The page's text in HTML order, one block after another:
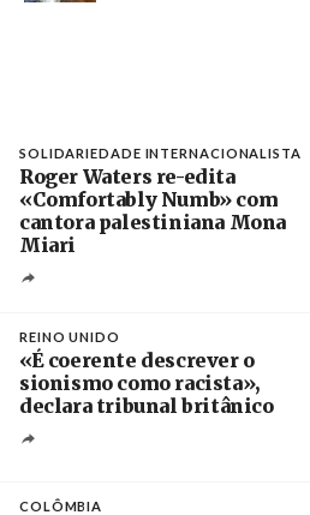
SOLIDARIEDADE INTERNACIONALISTA
Roger Waters re-edita
«Comfortably Numb» com
cantora palestiniana Mona
Miari
REINO UNIDO
«É coerente descrever o
sionismo como racista»,
declara tribunal britânico
COLÔMBIA